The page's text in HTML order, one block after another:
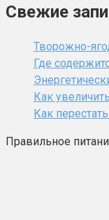
Свежие
Творожно-
Где
Как
Как
Правильное